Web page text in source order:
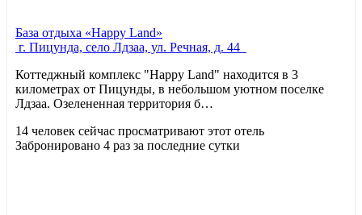
База отдыха «Happy Land»
г. Пицунда, село Лдзаа, ул. Речная, д. 44
Коттеджный комплекс "Happy Land" находится в 3
километрах от Пицунды, в небольшом уютном поселке
Лдзаа. Озелененная территория б…
14 человек сейчас просматривают этот отель
Забронировано 4 раз за последние сутки